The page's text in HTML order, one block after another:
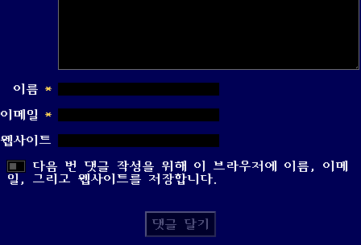
이름 *
이메일 *
웹사이트
다음 번 댓글 작성을 위해 이 브라우저에 이름, 이메
일, 그리고 웹사이트를 저장합니다.